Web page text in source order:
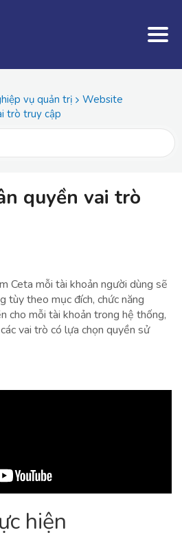
vụ quản trị
Website
trò truy cập
quyền vai trò
Ceta mỗi tài khoản người dùng sẽ
tùy theo mục đích, chức năng
cho mỗi tài khoản trong hệ thống,
vai trò có lựa chọn quyền sử
hiện